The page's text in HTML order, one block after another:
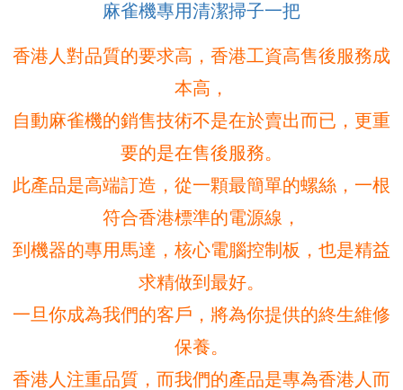
麻雀機專用清潔掃子一把
香港人對品質的要求高，香港工資高售後服務成
本高，
自動麻雀機的銷售技術不是在於賣出而已，更重
要的是在售後服務。
此產品是高端訂造，從一顆最簡單的螺絲，一根
符合香港標準的電源線，
到機器的專用馬達，核心電腦控制板，也是精益
求精做到最好。
一旦你成為我們的客戶，將為你提供的終生維修
保養。
香港人注重品質，而我們的產品是專為香港人而